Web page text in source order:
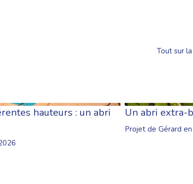
Tout sur
hauteurs : un abri
Un abri extra-
Projet de Gérard